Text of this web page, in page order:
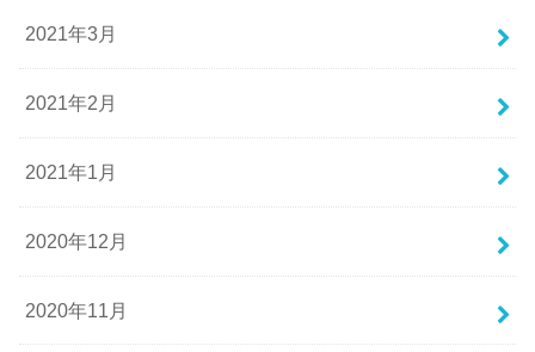
2021年3月
2021年2月
2021年1月
2020年12月
2020年11月